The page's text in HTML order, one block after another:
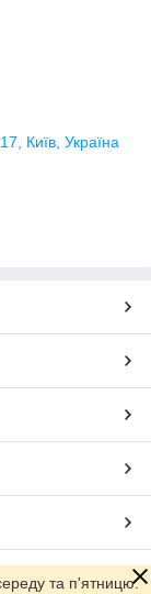
Київ, Україна
та п'ятницю.